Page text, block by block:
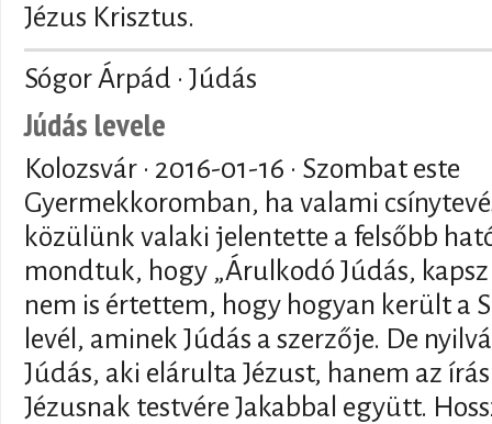
Jézus Krisztus.
Sógor Árpád · Júdás
Júdás levele
Kolozsvár · 2016-01-16 · Szombat este
Gyermekkoromban, ha valami
közülünk valaki jelentette a felsőbb
mondtuk, hogy „Árulkodó Júdás,
nem is értettem, hogy hogyan került a
levél, aminek Júdás a szerzője. De
Júdás, aki elárulta Jézust, hanem az
Jézusnak testvére Jakabbal együtt.